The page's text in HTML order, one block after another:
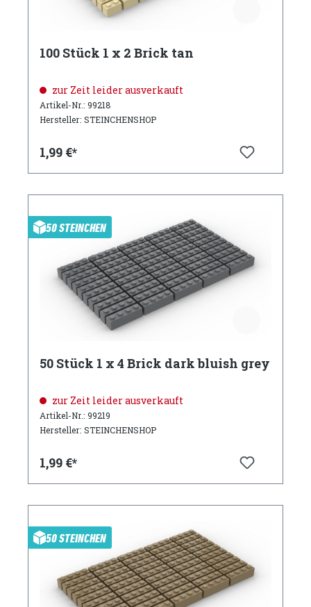
100 Stück 1 x 2 Brick tan
zur Zeit leider ausverkauft
Artikel-Nr.: 99218
Hersteller: STEINCHENSHOP
1,99 €*
50 STEINCHEN
50 Stück 1 x 4 Brick dark bluish grey
zur Zeit leider ausverkauft
Artikel-Nr.: 99219
Hersteller: STEINCHENSHOP
1,99 €*
50 STEINCHEN